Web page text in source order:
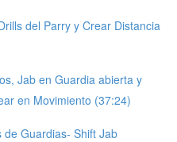
del Parry y Crear Distancia
Jab en Guardia abierta y
en Movimiento (37:24)
de Guardias- Shift Jab